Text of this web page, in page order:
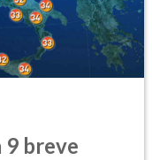
9 breve